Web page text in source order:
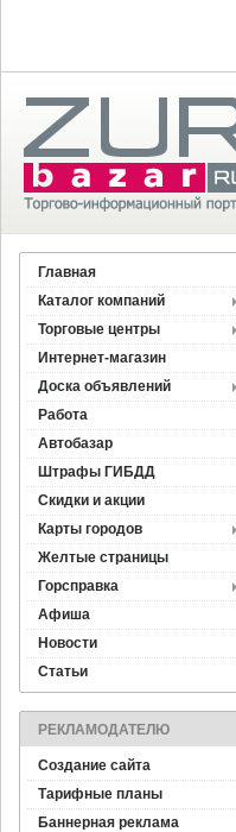
Главная
Каталог компаний
Торговые центры
Интернет-магазин
Доска объявлений
Работа
Автобазар
Штрафы ГИБДД
Скидки и акции
Карты городов
Желтые страницы
Горсправка
Афиша
Новости
Статьи
РЕКЛАМОДАТЕЛЮ
Создание сайта
Тарифные планы
Баннерная реклама